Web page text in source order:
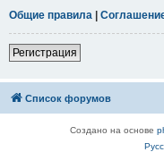
Общие правила |
Регистрация
Список форумов
Создано на основе